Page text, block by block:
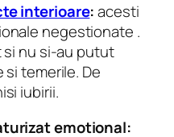
interioare:acesti
negestionate .
nu si-au putut
temerile. De
iubirii.
emotional: